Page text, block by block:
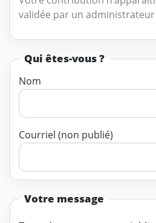
validée par un
Qui êtes-vous ?
Nom
Courriel (non publié)
Votre message